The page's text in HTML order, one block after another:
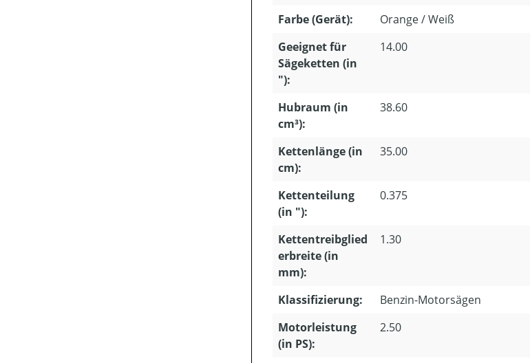
Farbe (Gerät):
Orange / Weiß
Geeignet für
Sägeketten (in
"):
14.00
Hubraum (in
cm³):
38.60
Kettenlänge (in
cm):
35.00
Kettenteilung
(in "):
0.375
Kettentreibglied
erbreite (in
mm):
1.30
Klassifizierung:
Benzin-Motorsägen
Motorleistung
(in PS):
2.50